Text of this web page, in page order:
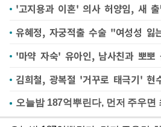
'고지용과 이혼' 의사 허양임, 새 출
유혜정, 자궁적출 수술 "여성성
'마약 자숙' 유아인, 남사친과 뽀뽀
김희철, 광복절 '거꾸로 태극기' 현